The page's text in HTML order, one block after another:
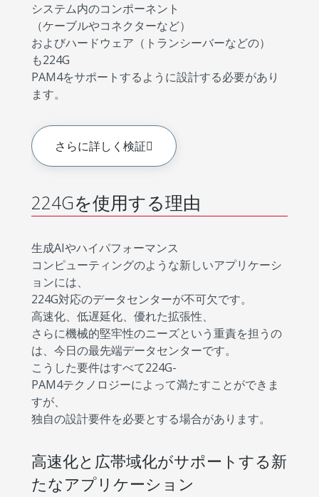
システム内のコンポーネント
（ケーブルやコネクターなど）
およびハードウェア（トランシーバーなどの）
も224G
PAM4をサポートするように設計する必要があり
ます。
さらに詳しく検証
224Gを使用する理由
生成AIやハイパフォーマンス
コンピューティングのような新しいアプリケーシ
ョンには、
224G対応のデータセンターが不可欠です。
高速化、低遅延化、優れた拡張性、
さらに機械的堅牢性のニーズという重責を担うの
は、今日の最先端データセンターです。
こうした要件はすべて224G-
PAM4テクノロジーによって満たすことができま
すが、
独自の設計要件を必要とする場合があります。
高速化と広帯域化がサポートする新
たなアプリケーション